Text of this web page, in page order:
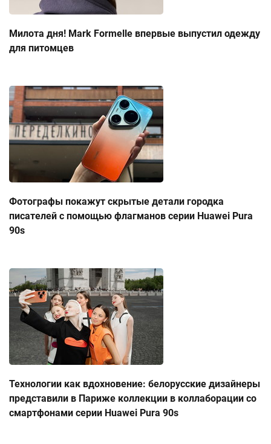
Милота дня! Mark Formelle впервые выпустил одежду
для питомцев
Фотографы покажут скрытые детали городка
писателей с помощью флагманов серии Huawei Pura
90s
Технологии как вдохновение: белорусские дизайнеры
представили в Париже коллекции в коллаборации со
смартфонами серии Huawei Pura 90s